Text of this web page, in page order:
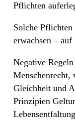
Pflichten
Solche
erwachsen – auf
Negative
Menschenrecht,
Gleichheit und
Prinzipien
Lebensentfaltung